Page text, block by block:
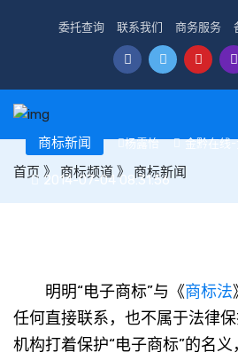
委托查询 联系我们 商务服务
首页 》 商标频道》商标新闻
商标新闻 杨露怡 金黔在线
2014-07-04 08:31:56
明明“电子商标”与《商标法
任何直接联系，也不属于法律
机构打着保护“电子商标”的名